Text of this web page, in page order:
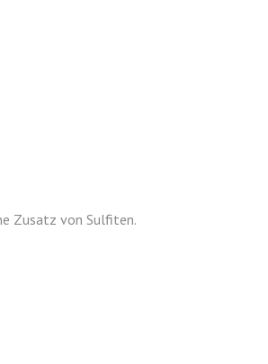
Zusatz von Sulfiten.